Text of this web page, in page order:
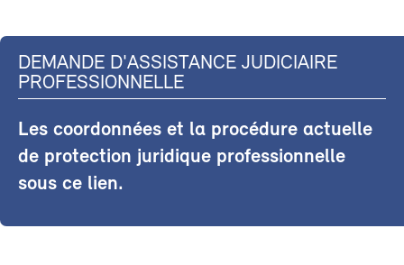
DEMANDE D'ASSISTANCE JUDICIAIRE
PROFESSIONNELLE
Les coordonnées et la procédure actuelle
de protection juridique professionnelle
sous ce lien.